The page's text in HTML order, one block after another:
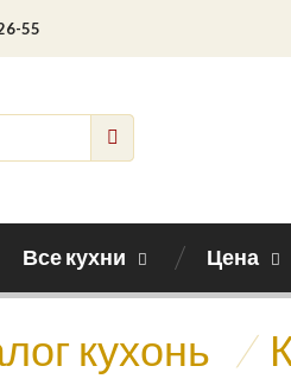
55
Все кухни Цена
кухонь /